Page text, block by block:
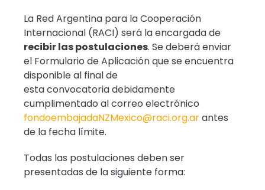
La Red Argentina para la Cooperación
Internacional (RACI) será la encargada de
recibir las postulaciones. Se deberá enviar
el Formulario de Aplicación que se encuentra
disponible al final de
esta convocatoria debidamente
cumplimentado al correo electrónico
fondoembajadaNZMexico@raci.org.arantes
de la fecha límite.
Todas las postulaciones deben ser
presentadas de la siguiente forma: